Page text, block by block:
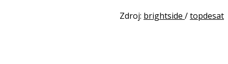
Zdroj: brightside /topdesat